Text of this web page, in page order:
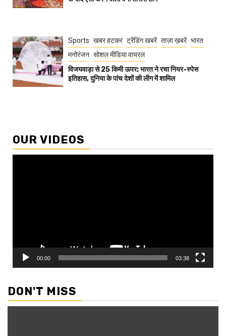
Sports खबर हटकर ट्रेंडिंग खबरें ताज़ा ख़बरें भारत
मनोरंजन सोशल मीडिया वायरल
विजयवाड़ा से 25 किमी ऊपर: भारत ने रचा नियर-स्पेस
इतिहास, दुनिया के पांच देशों की लीग में शामिल
OUR VIDEOS
00:00 03:38
DON'T MISS